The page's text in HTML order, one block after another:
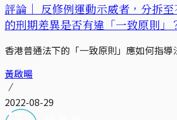
評論｜ 反修例運動示威者，分拆
的刑期差異是否有違「一致原則」
香港普通法下的「一致原則」應如何指導
黃啟暘
2022-08-29